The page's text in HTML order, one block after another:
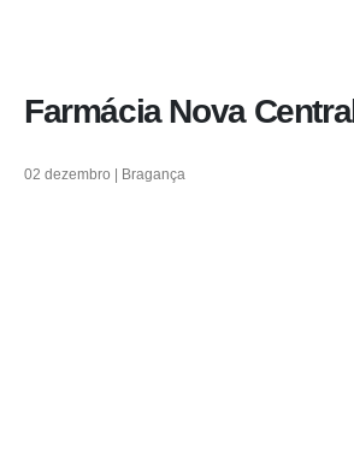
Farmácia Nova Central
02 dezembro | Bragança